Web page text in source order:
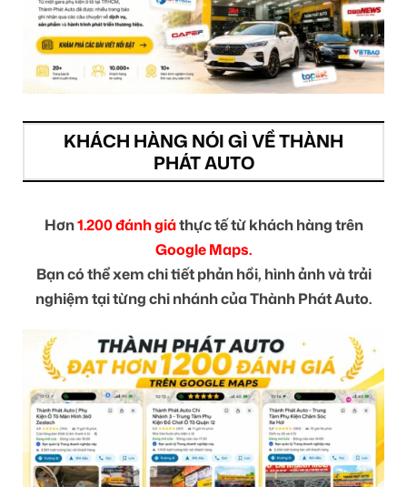
KHÁCH HÀNG NÓI GÌ VỀ THÀNH
PHÁT AUTO
Hơn1.200 đánh giáthực tế từ khách hàng trên
Google Maps.
Bạn có thể xem chi tiết phản hồi, hình ảnh và trải
nghiệm tại từng chi nhánh của Thành Phát Auto.